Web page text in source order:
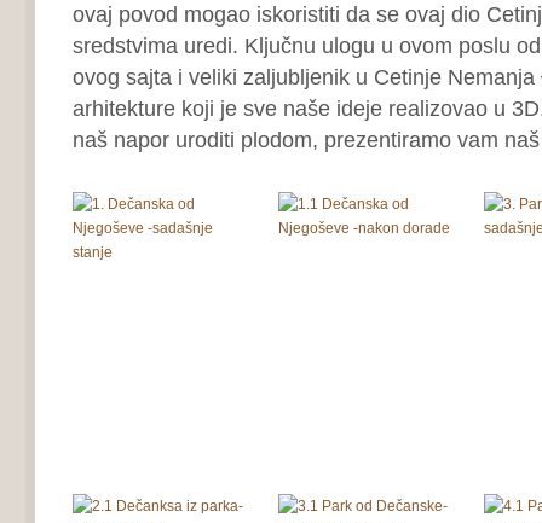
ovaj povod mogao iskoristiti da se ovaj dio
sredstvima uredi. Ključnu ulogu u ovom poslu
ovog sajta i veliki zaljubljenik u Cetinje
arhitekture koji je sve naše ideje realizovao u
naš napor uroditi plodom, prezentiramo vam